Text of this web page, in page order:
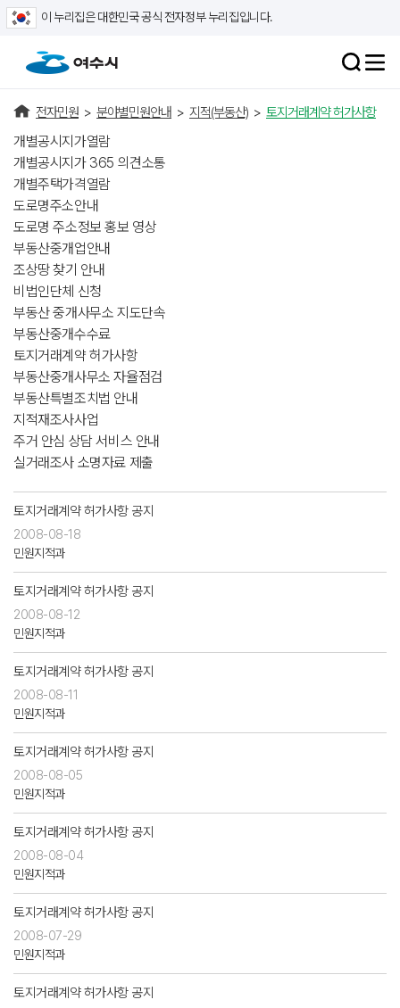
이 누리집은 대한민국 공식 전자정부 누리집입니다.
전자민원 > 분야별민원안내 > 지적(부동산) > 토지거래계약 허가사항
개별공시지가열람
개별공시지가 365 의견소통
개별주택가격열람
도로명주소안내
도로명 주소정보 홍보 영상
부동산중개업안내
조상땅 찾기 안내
비법인단체 신청
부동산 중개사무소 지도단속
부동산중개수수료
토지거래계약 허가사항
부동산중개사무소 자율점검
부동산특별조치법 안내
지적재조사사업
주거 안심 상담 서비스 안내
실거래조사 소명자료 제출
토지거래계약 허가사항 공지
2008-08-18
민원지적과
토지거래계약 허가사항 공지
2008-08-12
민원지적과
토지거래계약 허가사항 공지
2008-08-11
민원지적과
토지거래계약 허가사항 공지
2008-08-05
민원지적과
토지거래계약 허가사항 공지
2008-08-04
민원지적과
토지거래계약 허가사항 공지
2008-07-29
민원지적과
토지거래계약 허가사항 공지